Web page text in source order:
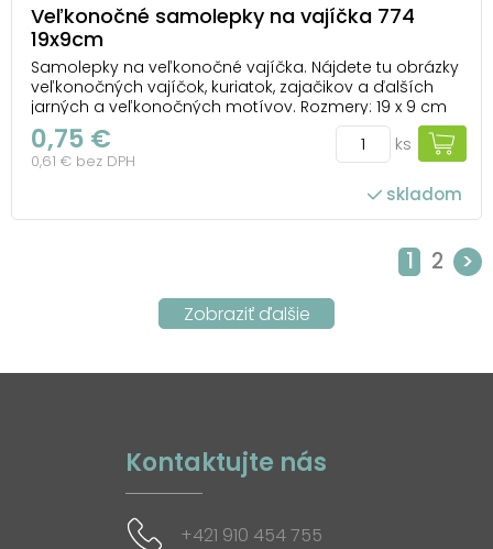
Veľkonočné samolepky na vajíčka 774
19x9cm
Samolepky na veľkonočné vajíčka. Nájdete tu obrázky
veľkonočných vajíčok, kuriatok, zajačikov a ďalších
jarných a veľkonočných motívov. Rozmery: 19 x 9 cm
Ako nalepiť samolepku na vajce: Na dekorovanie
použite čisté odmastené a suché vajce. Odstráňte
krycí papier. Opatrne odlepte vybran...
0,75 €
0,61 € bez DPH
ks
skladom
1 2 >
Kontaktujte nás
+421 910 454 755